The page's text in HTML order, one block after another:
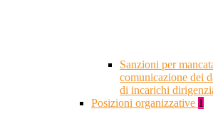
Sanzioni per
comunicazione dei
di incarichi
Posizioni organizzative 1